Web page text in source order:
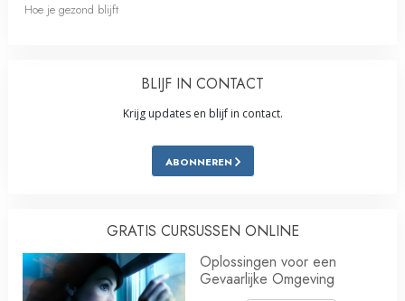
Hoe je gezond blijft
BLIJF IN CONTACT
Krijg updates en blijf in contact.
ABONNEREN
GRATIS CURSUSSEN ONLINE
Oplossingen voor een
Gevaarlijke Omgeving